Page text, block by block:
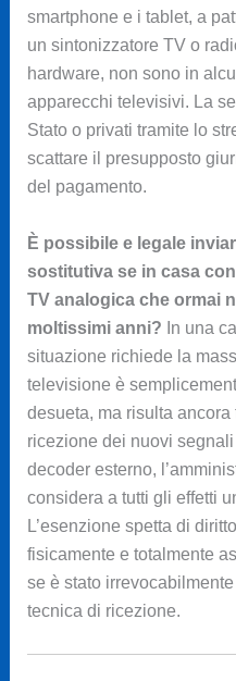
smartphone e i tablet, a
un sintonizzatore TV o
hardware, non sono in
apparecchi televisivi. La
Stato o privati tramite lo
scattare il presupposto
del pagamento.
È possibile e legale
sostitutiva se in casa
TV analogica che ormai
moltissimi anni? In una
situazione richiede la
televisione è
desueta, ma risulta ancora
ricezione dei nuovi
decoder esterno,
considera a tutti gli effetti
L’esenzione spetta di
fisicamente e totalmente
se è stato
tecnica di ricezione.